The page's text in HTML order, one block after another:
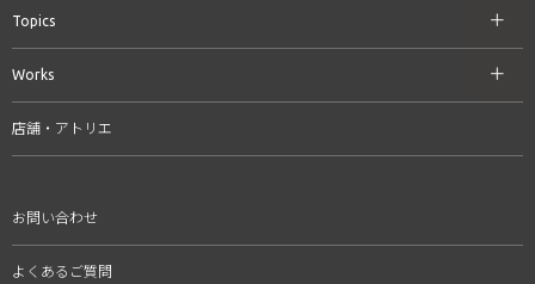
Topics
Works
店舗・アトリエ
お問い合わせ
よくあるご質問